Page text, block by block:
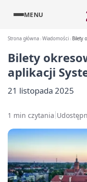
MENU
Strona główna Wiadomości Bilety
Bilety
aplikacji
21 listopada 2025
1 min czytania